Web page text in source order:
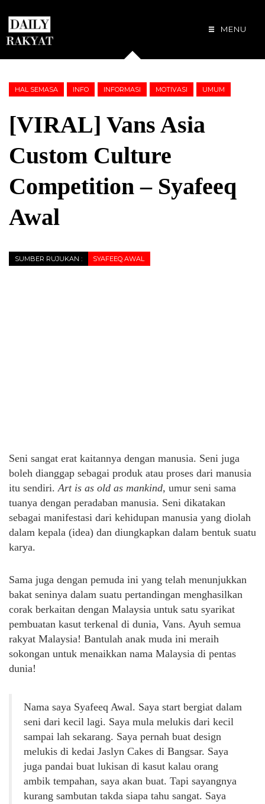
MENU
HAL SEMASA INFO INFORMASI MOTIVASI UMUM
[VIRAL] Vans Asia
Custom Culture
Competition – Syafeeq
Awal
SUMBER RUJUKAN : SYAFEEQ AWAL
Seni sangat erat kaitannya dengan manusia. Seni juga
boleh dianggap sebagai produk atau proses dari manusia
itu sendiri.Art is as old as mankind, umur seni sama
tuanya dengan peradaban manusia. Seni dikatakan
sebagai manifestasi dari kehidupan manusia yang diolah
dalam kepala (idea) dan diungkapkan dalam bentuk suatu
karya.
Sama juga dengan pemuda ini yang telah menunjukkan
bakat seninya dalam suatu pertandingan menghasilkan
corak berkaitan dengan Malaysia untuk satu syarikat
pembuatan kasut terkenal di dunia, Vans. Ayuh semua
rakyat Malaysia! Bantulah anak muda ini meraih
sokongan untuk menaikkan nama Malaysia di pentas
dunia!
Nama saya Syafeeq Awal. Saya start bergiat dalam
seni dari kecil lagi. Saya mula melukis dari kecil
sampai lah sekarang. Saya pernah buat design
melukis di kedai Jaslyn Cakes di Bangsar. Saya
juga pandai buat lukisan di kasut kalau orang
ambik tempahan, saya akan buat. Tapi sayangnya
kurang sambutan takda siapa tahu sangat. Saya